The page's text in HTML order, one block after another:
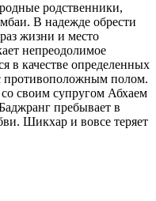
родственники,
В надежде обрести
жизни и место
непреодолимое
в качестве определенных
противоположным полом.
своим супругом Абхаем
пребывает в
Шикхар и вовсе теряет